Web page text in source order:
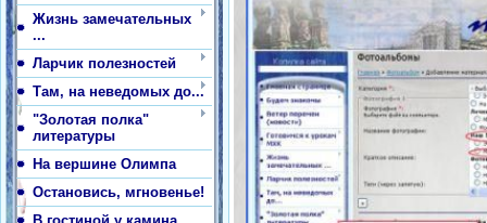
Жизнь замечательных
...
Ларчик полезностей
Там, на неведомых до...
"Золотая полка"
литературы
На вершине Олимпа
Остановись, мгновенье!